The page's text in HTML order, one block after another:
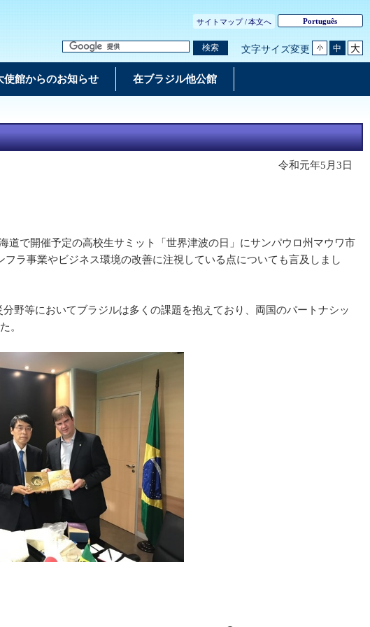
サイトマップ /本文へ Português
検索 文字サイズ変更 小 中 大
使館からのお知らせ 在ブラジル他公館
令和元年5月3日
で開催予定の高校生サミット「世界津波の日」にサンパウロ州マウワ市
ラ事業やビジネス環境の改善に注視している点についても言及しまし
等においてブラジルは多くの課題を抱えており、両国のパートナシッ
。